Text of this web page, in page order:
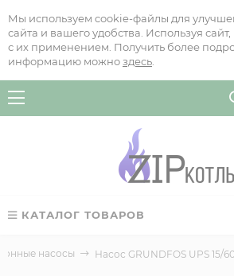
Мы используем cookie-файлы для
сайта и вашего удобства. Используя
с их применением. Получить более
информацию можно здесь
КАТАЛОГ ТОВАРОВ
насосы Насос GRUNDFOS UPS 15/